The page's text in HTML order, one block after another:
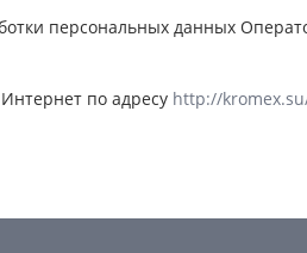
персональных данных
по адресу http://